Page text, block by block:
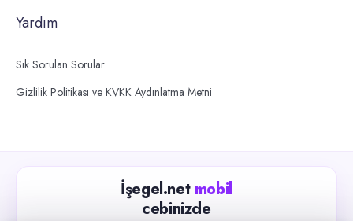
Yardım
Sık Sorulan Sorular
Gizlilik Politikası ve KVKK Aydınlatma Metni
İşegel.net mobil
cebinizde